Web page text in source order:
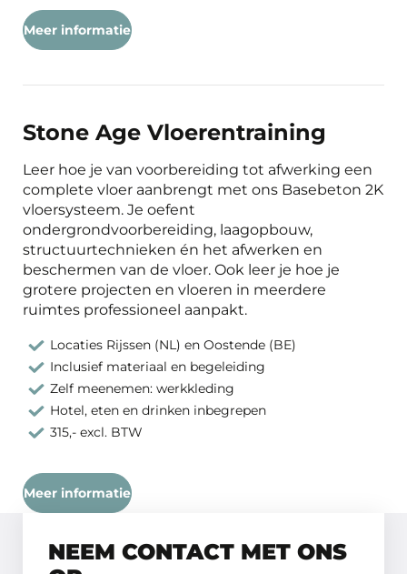
Meer informatie
Stone Age Vloerentraining
Leer hoe je van voorbereiding tot afwerking een
complete vloer aanbrengt met ons Basebeton 2K
vloersysteem. Je oefent
ondergrondvoorbereiding, laagopbouw,
structuurtechnieken én het afwerken en
beschermen van de vloer. Ook leer je hoe je
grotere projecten en vloeren in meerdere
ruimtes professioneel aanpakt.
Locaties Rijssen (NL) en Oostende (BE)
Inclusief materiaal en begeleiding
Zelf meenemen: werkkleding
Hotel, eten en drinken inbegrepen
315,- excl. BTW
Meer informatie
NEEM CONTACT MET ONS